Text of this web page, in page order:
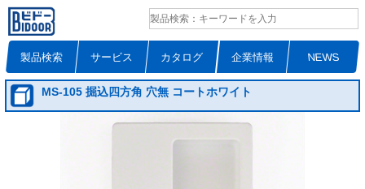
製品検索 サービス カタログ 企業情報 NEWS
MS-105 掘込四方角 穴無 コートホワイト